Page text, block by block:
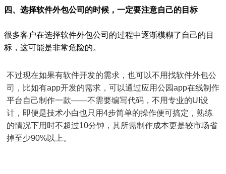
四、选择软件外包公司的时候，一定要注意自己的目标
很多客户在选择软件外包公司的过程中逐渐模糊了自己的目
标，这可能是非常危险的。
不过现在如果有软件开发的需求，也可以不用找软件外包公
司，比如有app开发的需求，可以通过应用公园app在线制作
平台自己制作一款——不需要编写代码，不用专业的UI设
计，即便是技术小白也只用4步简单的操作便可搞定，熟练
的情况下用时不超过10分钟，其所需制作成本更是较市场省
掉至少90%以上。